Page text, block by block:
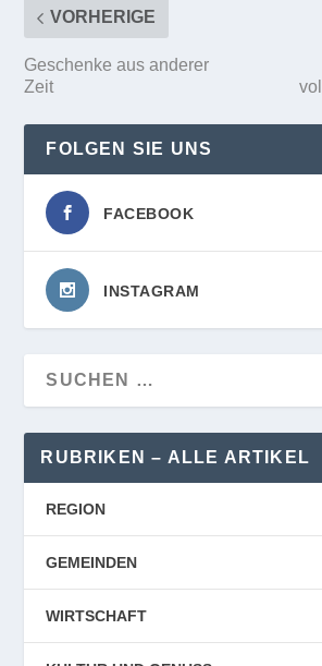
VORHERIGE
Geschenke aus anderer
Zeit
FOLGEN SIE UNS
FACEBOOK
INSTAGRAM
RUBRIKEN – ALLE ARTIKEL
REGION
GEMEINDEN
WIRTSCHAFT